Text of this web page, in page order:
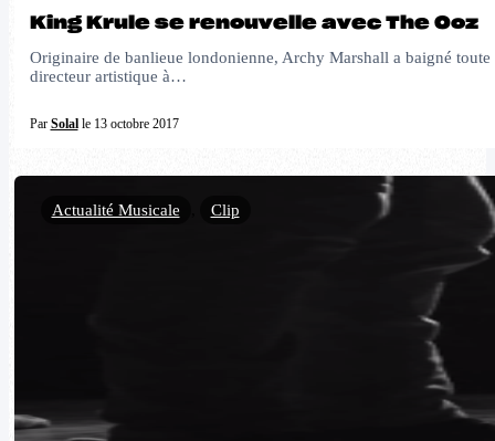
King Krule se renouvelle avec The Ooz
Originaire de banlieue londonienne, Archy Marshall a baigné
directeur artistique à…
Par Solalle 13 octobre 2017
Actualité Musicale Clip